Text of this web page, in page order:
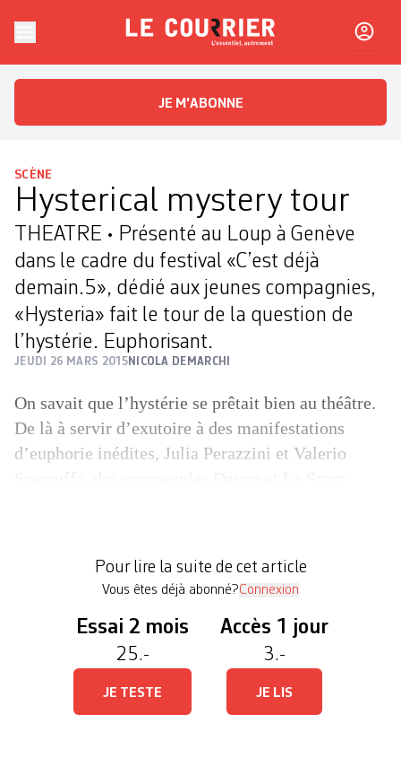
Le CourrierL'essentiel, autrement
JE M'ABONNE
SCÈNE
Hysterical mystery tour
THEATRE • Présenté au Loup à Genève
dans le cadre du festival «C’est déjà
demain.5», dédié aux jeunes compagnies,
«Hysteria» fait le tour de la question de
l’hystérie. Euphorisant.
JEUDI 26 MARS 2015NICOLA DEMARCHI
On savait que l’hystérie se prêtait bien au théâtre.
De là à servir d’exutoire à des ­manifestations
d’euphorie inédites, Julia Perazzini et Valerio
acteurs […]
Pour lire la suite de cet article
Vous êtes déjà abonné?Connexion
Essai 2 mois
25.-
JE TESTE
Accès 1 jour
3.-
JE LIS